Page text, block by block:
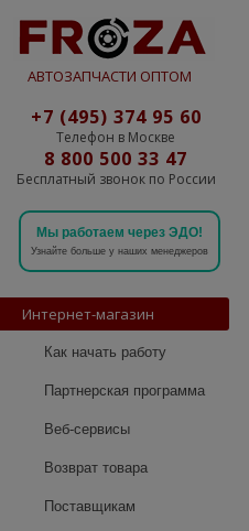
АВТОЗАПЧАСТИ ОПТОМ
+7 (495) 374 95 60
Телефон в Москве
8 800 500 33 47
Бесплатный звонок по России
Мы работаем через ЭДО!
Узнайте больше у наших менеджеров
Интернет-магазин
Как начать работу
Партнерская программа
Веб-сервисы
Возврат товара
Поставщикам